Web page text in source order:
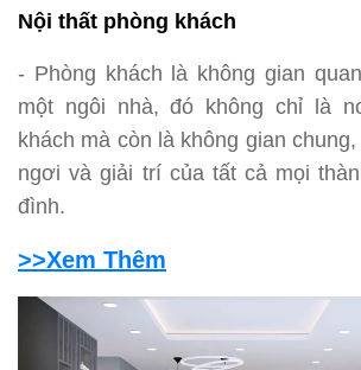
Nội thất phòng khách
- Phòng khách là không gian
một ngôi nhà, đó không chỉ là
khách mà còn là không gian
ngơi và giải trí của tất cả mọi
đình.
>>Xem Thêm